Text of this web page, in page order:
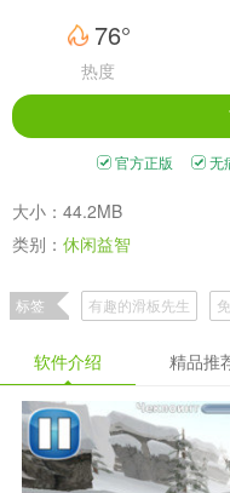
76°
热度
官方正版 无
大小：44.2MB
类别： 休闲益智
标签 有趣的滑板先生
软件介绍 精品推